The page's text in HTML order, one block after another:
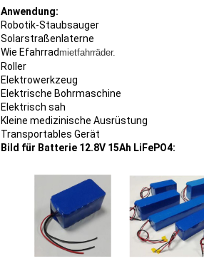
Anwendung:
Robotik-Staubsauger
Solarstraßenlaterne
Wie Efahrradmietfahrräder.
Roller
Elektrowerkzeug
Elektrische Bohrmaschine
Elektrisch sah
Kleine medizinische Ausrüstung
Transportables Gerät
Bild für Batterie 12.8V 15Ah LiFePO4: